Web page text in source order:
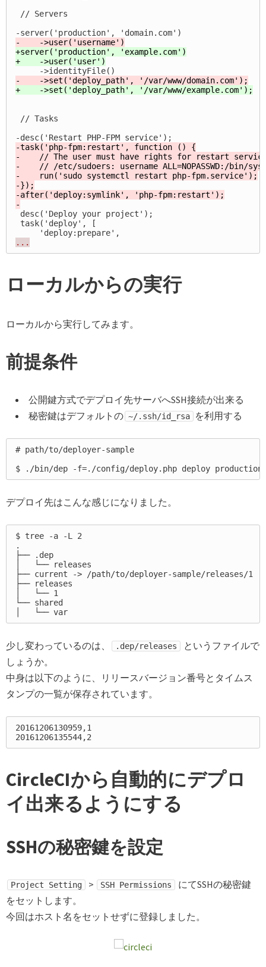
// Servers
+server('production', 'example.com')
// Tasks
-task('php-fpm:restart', function () {
-    // The user must have rights for restart
-    // /etc/sudoers: username ALL=NOPASSWD:/bin/
-    run('sudo systemctl restart php-fpm.service');
-});
-after('deploy:symlink', 'php-fpm:restart');
desc('Deploy your project');
task('deploy', [
...
ローカルからの実行
ローカルから実行してみます。
前提条件
公開鍵方式でデプロイ先サーバへSSH接続が出来る
秘密鍵はデフォルトの ~/.ssh/id_rsa を利用する
# path/to/deployer-sample
デプロイ先はこんな感じになりました。
$ tree -a -L 2
.
├── .dep
│   └── releases
├── current -> /path/to/deployer-sample/releases/1
├── releases
│   └── 1
└── shared
少し変わっているのは、 .dep/releases
というファイルで
しょうか。
中身は以下のように、リリースバージョン番号とタイムス
タンプの一覧が保存されています。
20161206130959,1
CircleCIから自動的にデプロ
イ出来るようにする
SSHの秘密鍵を設定
Project Setting > SSH Permissions
にてSSHの秘密鍵
をセットします。
今回はホスト名をセットせずに登録しました。